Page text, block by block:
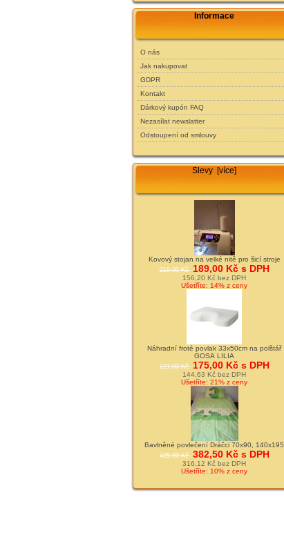
Informace
O nás
Jak nakupovat
GDPR
Kontakt
Dárkový kupón FAQ
Nezasílat newslatter
Odstoupení od smlouvy
Slevy [více]
Kovový stojan na velké nitě pro šicí stroje
219,00 Kč 189,00 Kč s DPH
156,20 Kč bez DPH
Ušetříte: 14% z ceny
Náhradní froté povlak 33x50cm na polštář
GOSA LILIA
221,00 Kč 175,00 Kč s DPH
144,63 Kč bez DPH
Ušetříte: 21% z ceny
Bavlněné povlečení Dráčci 70x90, 140x195
425,00 Kč 382,50 Kč s DPH
316,12 Kč bez DPH
Ušetříte: 10% z ceny